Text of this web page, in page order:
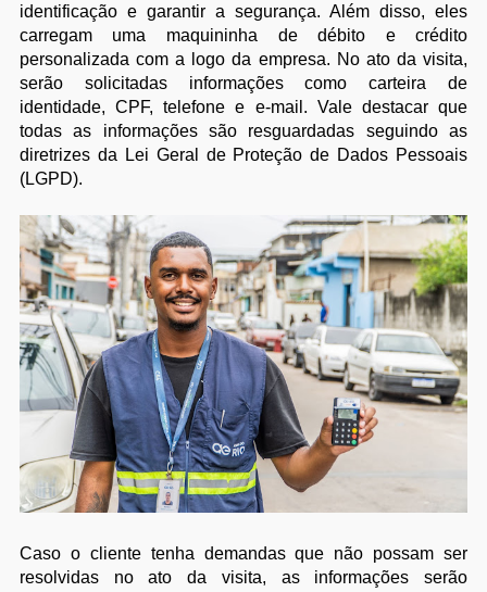
identificação e garantir a segurança. Além disso, eles
carregam uma maquininha de débito e crédito
personalizada com a logo da empresa. No ato da visita,
serão solicitadas informações como carteira de
identidade, CPF, telefone e e-mail. Vale destacar que
todas as informações são resguardadas seguindo as
diretrizes da Lei Geral de Proteção de Dados Pessoais
(LGPD).
Caso o cliente tenha demandas que não possam ser
resolvidas no ato da visita, as informações serão